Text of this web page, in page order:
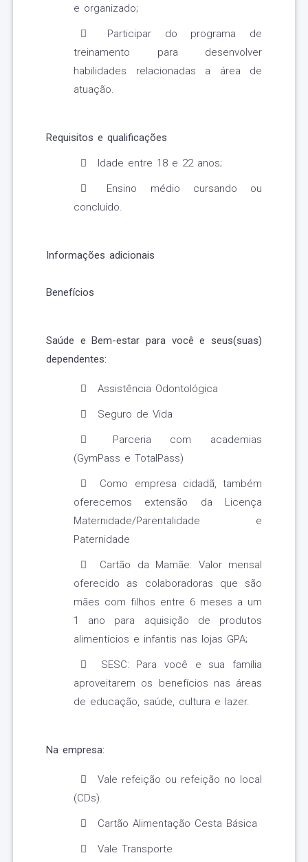
e organizado;
Participar do programa de
treinamento para desenvolver
habilidades relacionadas a área de
atuação.
Requisitos e qualificações
Idade entre 18 e 22 anos;
Ensino médio cursando ou
concluído.
Informações adicionais
Benefícios
Saúde e Bem-estar para você e seus(suas)
dependentes:
Assistência Odontológica
Seguro de Vida
Parceria com academias
(GymPass e TotalPass)
Como empresa cidadã, também
oferecemos extensão da Licença
Maternidade/Parentalidade e
Paternidade
Cartão da Mamãe: Valor mensal
oferecido as colaboradoras que são
mães com filhos entre 6 meses a um
1 ano para aquisição de produtos
alimentícios e infantis nas lojas GPA;
SESC: Para você e sua família
aproveitarem os benefícios nas áreas
de educação, saúde, cultura e lazer.
Na empresa:
Vale refeição ou refeição no local
(CDs).
Cartão Alimentação Cesta Básica
Vale Transporte